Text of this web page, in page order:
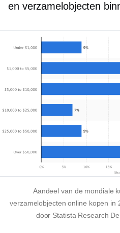
en verzamelobjecten
Aandeel van de mondiale
verzamelobjecten online kopen in
door Statista Research